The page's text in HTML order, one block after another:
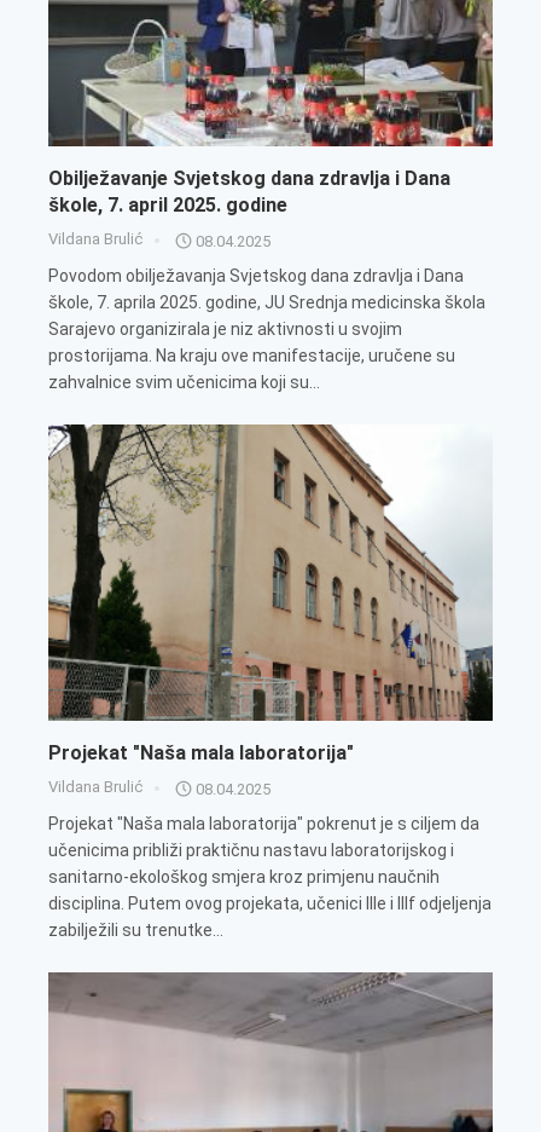
Obilježavanje Svjetskog dana zdravlja i Dana
škole, 7. april 2025. godine
Vildana Brulić 08.04.2025
​Povodom obilježavanja Svjetskog dana zdravlja i Dana
škole, 7. aprila 2025. godine, JU Srednja medicinska škola
Sarajevo organizirala je niz aktivnosti u svojim
prostorijama. Na kraju ove manifestacije, uručene su
zahvalnice svim učenicima koji su...
Projekat "Naša mala laboratorija"
Vildana Brulić 08.04.2025
Projekat "Naša mala laboratorija" pokrenut je s ciljem da
učenicima približi praktičnu nastavu laboratorijskog i
sanitarno-ekološkog smjera kroz primjenu naučnih
disciplina. Putem ovog projekata, učenici IIIe i IIIf odjeljenja
zabilježili su trenutke...